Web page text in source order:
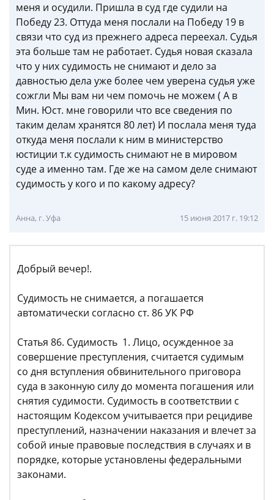
меня и осудили. Пришла в суд где судили на
Победу 23. Оттуда меня послали на Победу 19 в
связи что суд из прежнего адреса переехал. Судья
эта больше там не работает. Судья новая сказала
что у них судимость не снимают и дело за
давностью дела уже более чем уверена судья уже
сожгли Мы вам ни чем помочь не можем ( А в
Мин. Юст. мне говорили что все сведения по
таким делам хранятся 80 лет) И послала меня туда
откуда меня послали к ним в министерство
юстиции т.к судимость снимают не в мировом
суде а именно там. Где же на самом деле снимают
судимость у кого и по какому адресу?
Анна, г. Уфа 15 июня 2017 г. 19:12
Добрый вечер!.
Судимость не снимается, а погашается
автоматически согласно ст. 86 УК РФ
Статья 86. Судимость 1. Лицо, осужденное за
совершение преступления, считается судимым
со дня вступления обвинительного приговора
суда в законную силу до момента погашения или
снятия судимости. Судимость в соответствии с
настоящим Кодексом учитывается при рецидиве
преступлений, назначении наказания и влечет за
собой иные правовые последствия в случаях и в
порядке, которые установлены федеральными
законами.